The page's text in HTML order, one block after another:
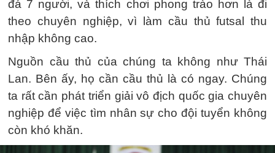
đá 7 người, và thích chơi phong trào hơn là đi
theo chuyên nghiệp, vì làm cầu thủ futsal thu
nhập không cao.
Nguồn cầu thủ của chúng ta không như Thái
Lan. Bên ấy, họ cần cầu thủ là có ngay. Chúng
ta rất cần phát triển giải vô địch quốc gia chuyên
nghiệp để việc tìm nhân sự cho đội tuyển không
còn khó khăn.